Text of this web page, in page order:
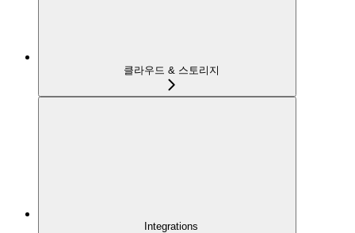
클라우드 & 스토리지
Integrations